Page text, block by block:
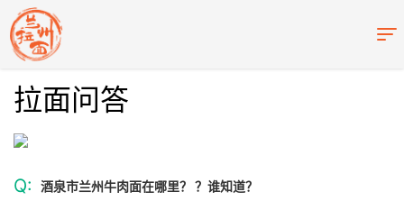
拉面问答
Q: 酒泉市兰州牛肉面在哪里？ ？谁知道？